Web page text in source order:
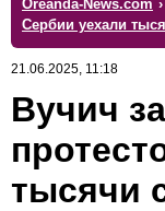
Oreanda-News.com ›
Сербии уехали
21.06.2025, 11:18
Вучич
тысячи